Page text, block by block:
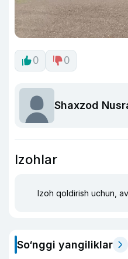
0 0
Shaxzod
Izohlar
Izoh qoldirish uchun,
So‘nggi yangiliklar